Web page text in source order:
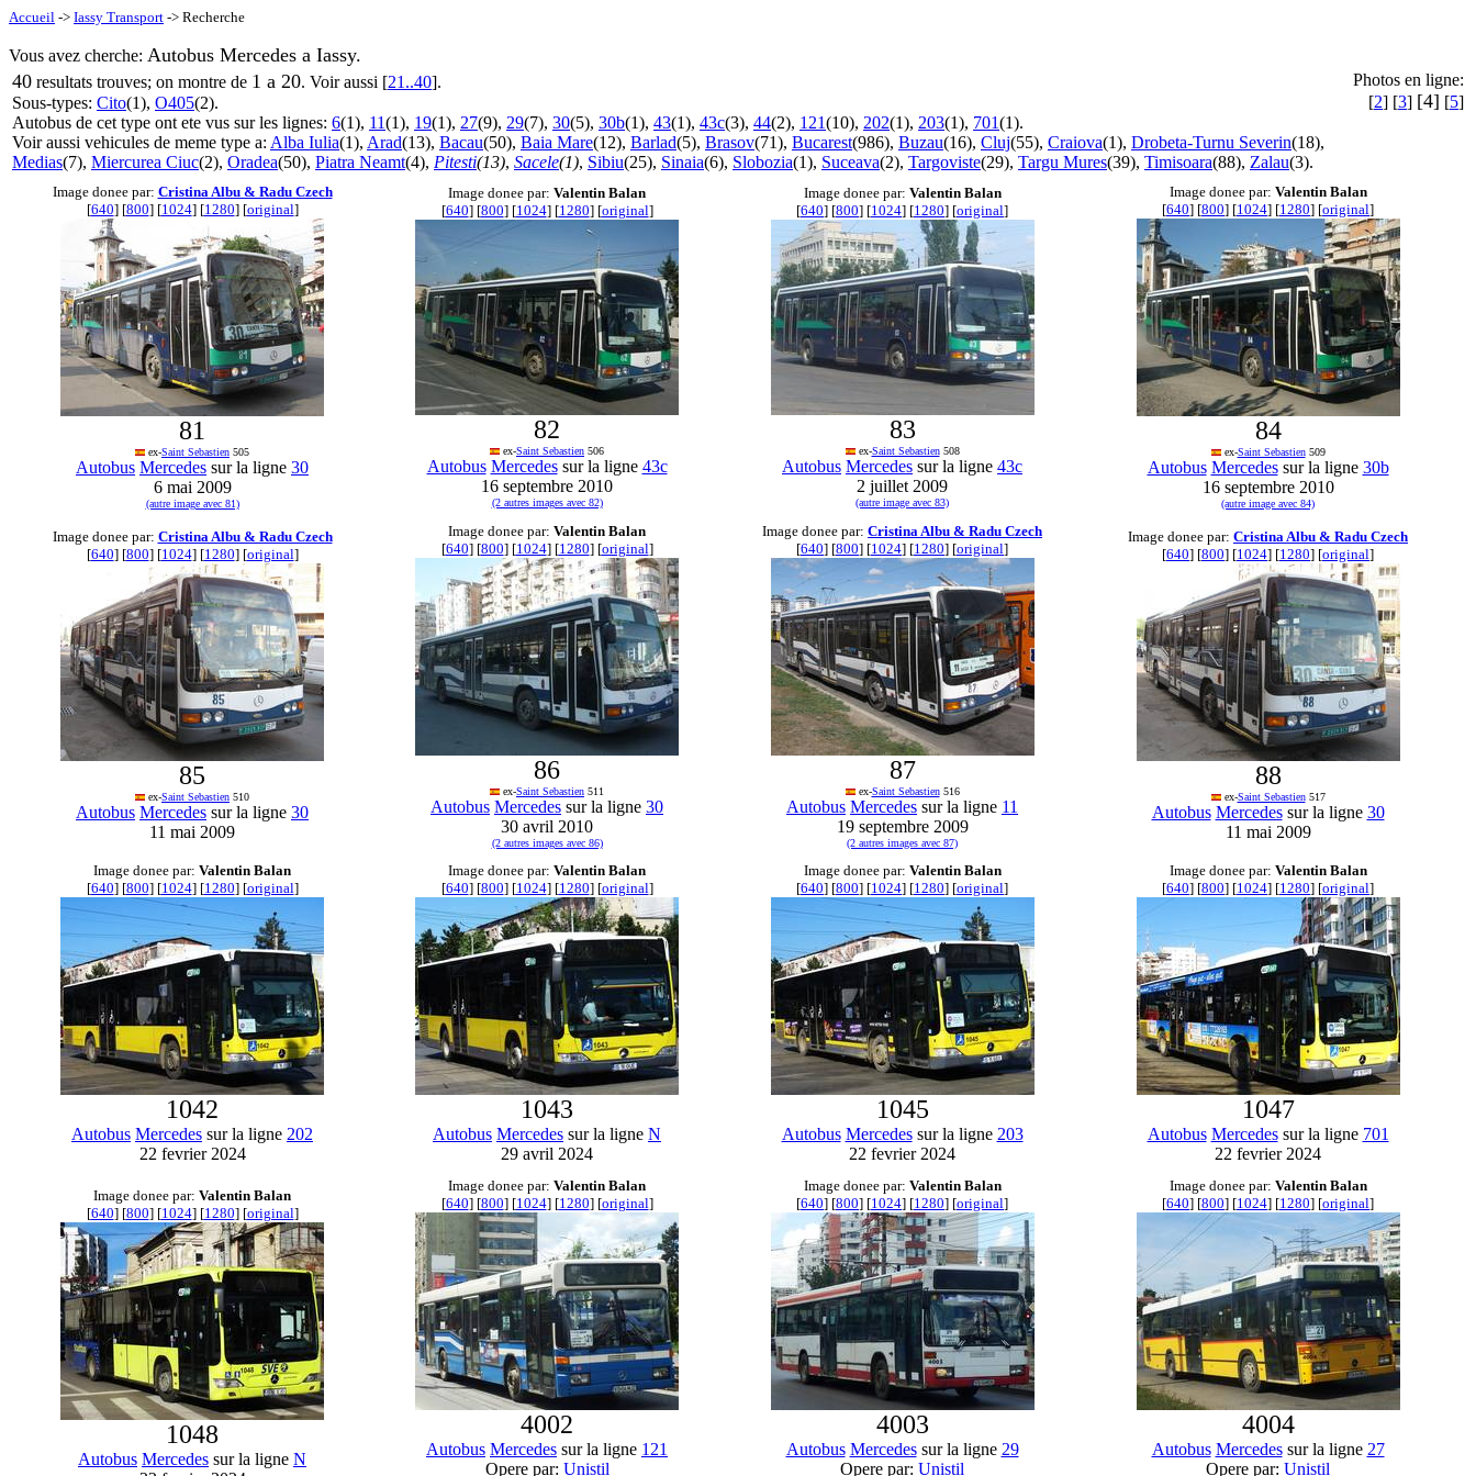
Accueil -> Iassy Transport -> Recherche
Vous avez cherche: Autobus Mercedes a Iassy.
40 resultats trouves; on montre de 1 a 20. Voir aussi [21..40].
Sous-types: Cito(1), O405(2).
Autobus de cet type ont ete vus sur les lignes: 6(1), 11(1), 19(1), 27(9), 29(7), 30(5), 30b(1), 43(1), 43c(3), 44(2), 121(10), 202(1), 203(1), 701(1).
Voir aussi vehicules de meme type a: Alba Iulia(1), Arad(13), Bacau(50), Baia Mare(12), Barlad(5), Brasov(71), Bucarest(986), Buzau(16), Cluj(55), Craiova(1), Drobeta-Turnu Severin(18),
Medias(7), Miercurea Ciuc(2), Oradea(50), Piatra Neamt(4), Pitesti(13), Sacele(1), Sibiu(25), Sinaia(6), Slobozia(1), Suceava(2), Targoviste(29), Targu Mures(39), Timisoara(88), Zalau(3).
Photos en ligne:
[2] [3] [4] [5]
Image donee par: Cristina Albu & Radu Czech
[640] [800] [1024] [1280] [original]
81
ex-Saint Sebastien 505
Autobus Mercedes sur la ligne 30
6 mai 2009
(autre image avec 81)
Image donee par: Valentin Balan
[640] [800] [1024] [1280] [original]
82
ex-Saint Sebastien 506
Autobus Mercedessur la ligne 43c
16 septembre 2010
(2 autres images avec 82)
Image donee par: Valentin Balan
[640] [800] [1024] [1280] [original]
83
ex-Saint Sebastien508
Autobus Mercedes sur la ligne 43c
2 juillet 2009
(autre image avec 83)
Image donee par: Valentin Balan
[640] [800] [1024] [1280] [original]
84
ex-Saint Sebastien509
Autobus Mercedessur la ligne 30b
16 septembre 2010
(autre image avec 84)
Image donee par: Cristina Albu & Radu Czech
[640] [800] [1024] [1280] [original]
85
ex-Saint Sebastien 510
Autobus Mercedes sur la ligne 30
11 mai 2009
Image donee par: Valentin Balan
[640] [800] [1024] [1280] [original]
86
ex-Saint Sebastien 511
Autobus Mercedes sur la ligne 30
30 avril 2010
(2 autres images avec 86)
Image donee par: Cristina Albu & Radu Czech
[640] [800] [1024] [1280] [original]
87
ex-Saint Sebastien516
Autobus Mercedes sur la ligne 11
19 septembre 2009
(2 autres images avec 87)
Image donee par: Cristina Albu & Radu Czech
[640] [800] [1024] [1280] [original]
88
ex-Saint Sebastien517
Autobus Mercedessur la ligne 30
11 mai 2009
Image donee par: Valentin Balan
[640] [800] [1024] [1280] [original]
1042
Autobus Mercedes sur la ligne 202
22 fevrier 2024
Image donee par: Valentin Balan
[640] [800] [1024] [1280] [original]
1043
Autobus Mercedes sur la ligne N
29 avril 2024
Image donee par: Valentin Balan
[640] [800] [1024] [1280] [original]
1045
Autobus Mercedessur la ligne 203
22 fevrier 2024
Image donee par: Valentin Balan
[640] [800] [1024] [1280] [original]
1047
Autobus Mercedessur la ligne 701
22 fevrier 2024
Image donee par: Valentin Balan
[640] [800] [1024] [1280] [original]
1048
Autobus Mercedes sur la ligne N
Image donee par: Valentin Balan
[640] [800] [1024] [1280] [original]
4002
Autobus Mercedes sur la ligne 121
Opere par: Unistil
Image donee par: Valentin Balan
[640] [800] [1024] [1280] [original]
4003
Autobus Mercedessur la ligne 29
Opere par: Unistil
Image donee par: Valentin Balan
[640] [800] [1024] [1280] [original]
4004
Autobus Mercedessur la ligne 27
Opere par: Unistil